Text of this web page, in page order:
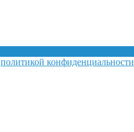
политикой конфиденциальности